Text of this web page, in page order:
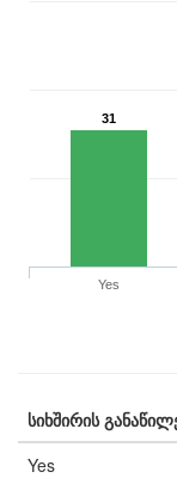
31
Yes
სიხშირის
Yes